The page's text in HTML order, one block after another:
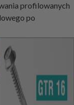
profilowanych
po